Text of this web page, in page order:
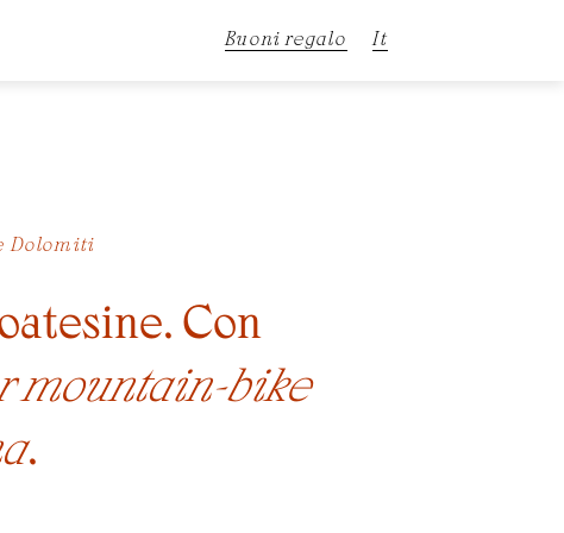
Buoni regalo It
Dolomiti
Con
mountain-bike
.